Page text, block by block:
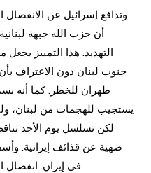
وتدافع إسرائيل عن
أن حزب الله جبهة
التهديد. هذا التمييز
جنوب لبنان دون الاعتراف
طهران للخطر. كما أنه
يستجيب للهجمات من لبنان،
لكن تسلسل يوم الأحد
ضهية عن قذائف إيرانية.
في إيران. انفصال